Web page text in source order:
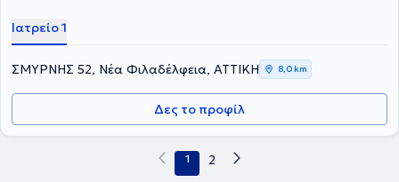
Ιατρείο 1
ΣΜΥΡΝΗΣ 52, Νέα Φιλαδέλφεια, ΑΤΤΙΚΗ 8,0 km
Δες το προφίλ
1 2